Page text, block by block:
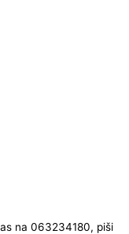
na 063234180, piši